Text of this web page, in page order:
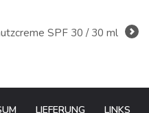
SPF 30 / 30 ml
LIEFERUNG LINKS